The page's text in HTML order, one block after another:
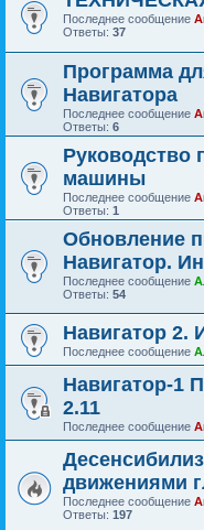
Последнее сообщение
Ответы: 37
Программа
Навигатора
Последнее сообщение
Ответы: 6
Руководство
машины
Последнее сообщение
Ответы: 1
Обновление
Навигатор.
Последнее сообщение
Ответы: 54
Навигатор 2.
Последнее сообщение
Навигатор-1
2.11
Последнее сообщение
движениями
Последнее сообщение
Ответы: 197